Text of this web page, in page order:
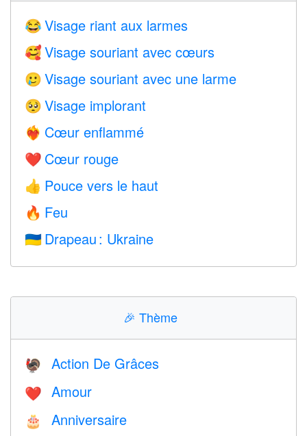
😂 Visage riant aux larmes
🥰 Visage souriant avec cœurs
🥲 Visage souriant avec une larme
🥺 Visage implorant
❤️‍🔥 Cœur enflammé
❤️ Cœur rouge
👍 Pouce vers le haut
🔥 Feu
🇺🇦 Drapeau : Ukraine
🎉 Thème
🦃 Action De Grâces
❤️️ Amour
🎂 Anniversaire